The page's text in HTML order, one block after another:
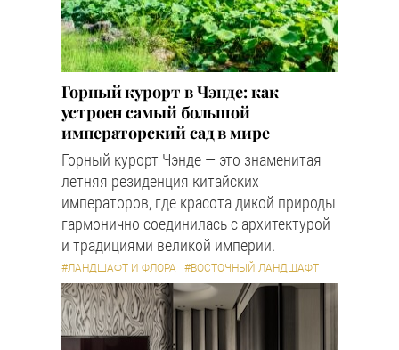
Горный курорт в Чэнде: как
устроен самый большой
императорский сад в мире
Горный курорт Чэнде — это знаменитая
летняя резиденция китайских
императоров, где красота дикой природы
гармонично соединилась с архитектурой
и традициями великой империи.
#ЛАНДШАФТ И ФЛОРА #ВОСТОЧНЫЙ ЛАНДШАФТ